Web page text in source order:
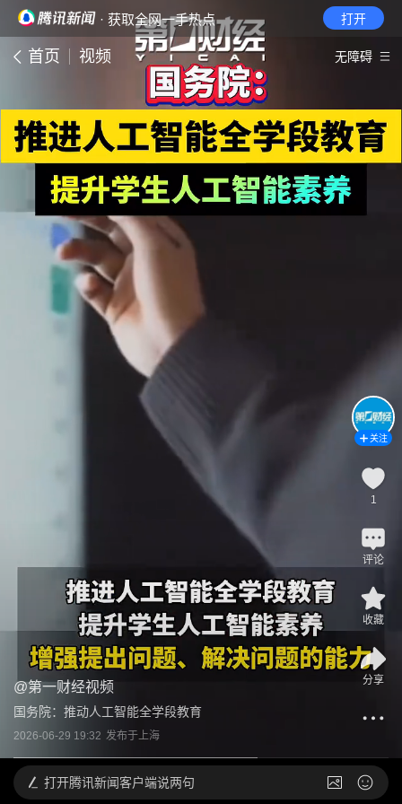
· 获取全网一手热点 打开
首页 视频 无障碍
@第一财经视频
国务院：推动人工智能全学段教育
2026-06-29 19:32 发布于上海
关注
1
评论
收藏
分享
打开腾讯新闻客户端说两句